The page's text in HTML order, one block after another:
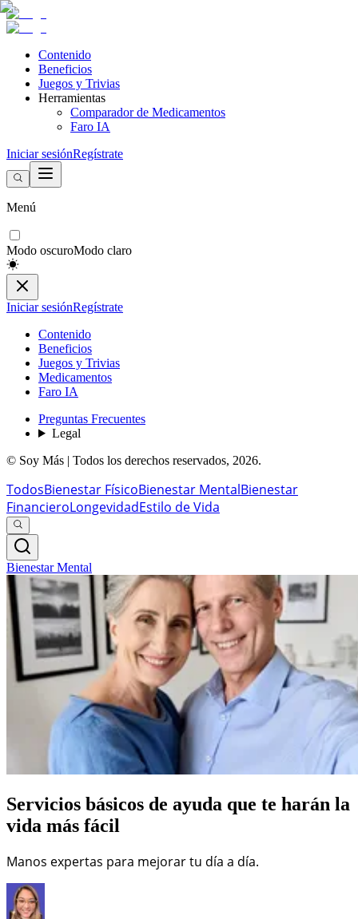
Contenido
Beneficios
Juegos y Trivias
Herramientas
Comparador de Medicamentos
Faro IA
Iniciar sesiónRegístrate
Menú
Modo oscuroModo claro
Iniciar sesiónRegístrate
Contenido
Beneficios
Juegos y Trivias
Medicamentos
Faro IA
Preguntas Frecuentes
Legal
© Soy Más | Todos los derechos reservados, 2026.
TodosBienestar FísicoBienestar MentalBienestar
FinancieroLongevidadEstilo de Vida
Bienestar Mental
Servicios básicos de ayuda que te harán la
vida más fácil
Manos expertas para mejorar tu día a día.